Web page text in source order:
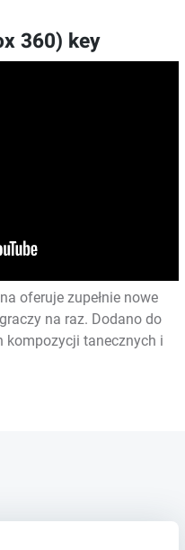
360) key
oferuje zupełnie nowe
na raz. Dodano do
kompozycji tanecznych i